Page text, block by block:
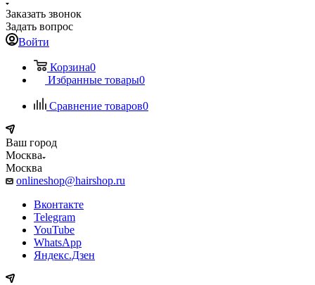
Заказать звонок
Задать вопрос
Войти
Корзина0
Избранные товары0
Сравнение товаров0
Ваш город
Москва
Москва
onlineshop@hairshop.ru
Вконтакте
Telegram
YouTube
WhatsApp
Яндекс.Дзен